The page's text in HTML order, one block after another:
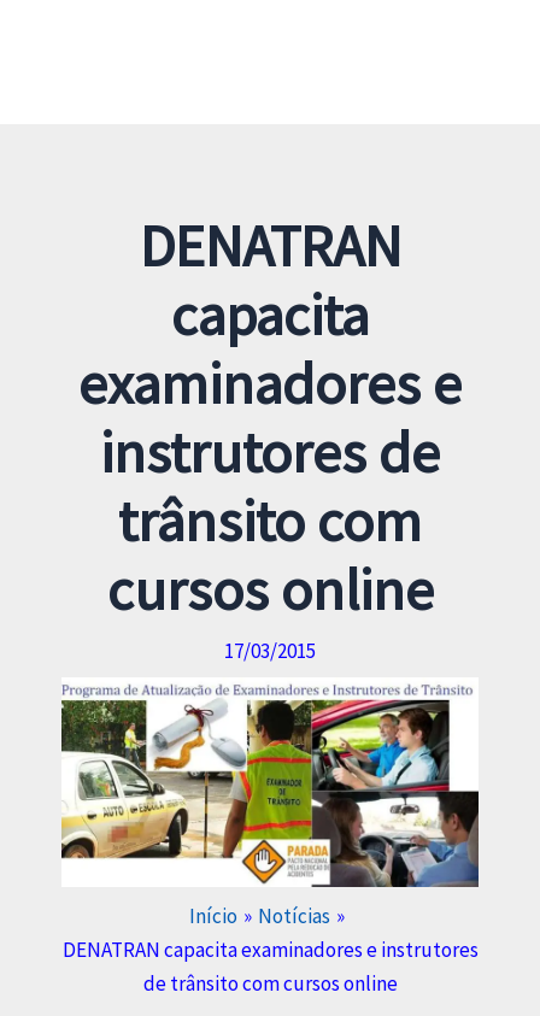
DENATRAN
capacita
examinadores e
instrutores de
trânsito com
cursos online
17/03/2015
Início
Notícias
DENATRAN capacita examinadores e instrutores
de trânsito com cursos online